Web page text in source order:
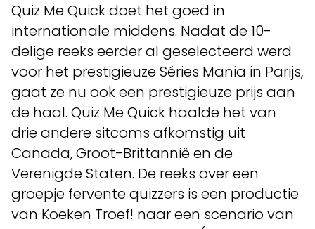
Quiz Me Quick doet het goed in
internationale middens. Nadat de 10-
delige reeks eerder al geselecteerd werd
voor het prestigieuze Séries Mania in Parijs,
gaat ze nu ook een prestigieuze prijs aan
de haal. Quiz Me Quick haalde het van
drie andere sitcoms afkomstig uit
Canada, Groot-Brittannië en de
Verenigde Staten. De reeks over een
groepje fervente quizzers is een productie
van Koeken Troef! naar een scenario van